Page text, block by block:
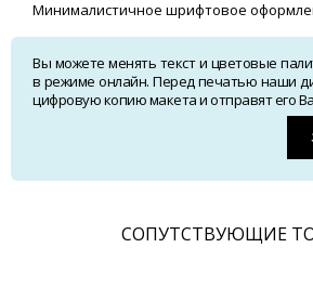
Минималистичное шрифтовое
Вы можете менять текст и цветовые
в режиме онлайн. Перед печатью наши
цифровую копию макета и отправят его
CОПУТСТВУЮЩИЕ